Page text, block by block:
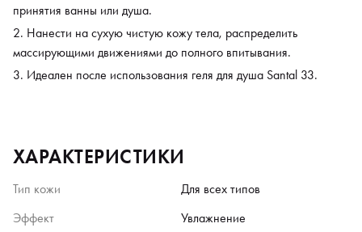
принятия ванны или душа.
Нанести на сухую чистую кожу тела, распределить
массирующими движениями до полного впитывания.
Идеален после использования геля для душа Santal 33.
ХАРАКТЕРИСТИКИ
Тип кожи
Для всех типов
Эффект
Увлажнение